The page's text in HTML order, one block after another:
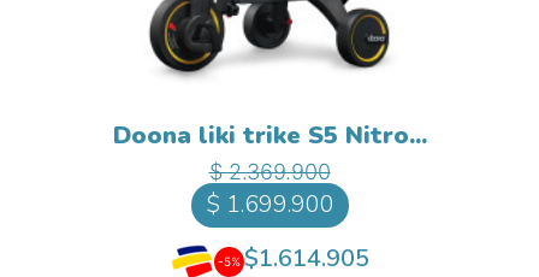
Doona liki trike S5 Nitro...
Precio base
$ 2.369.900Precio
$ 1.699.900
-5% $1.614.905